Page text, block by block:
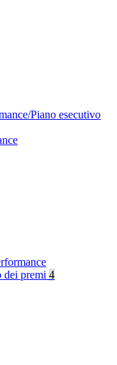
Piano esecutivo
dei premi 4